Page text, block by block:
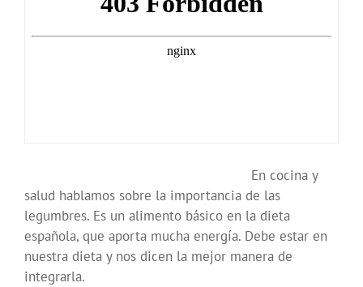
En cocina y
salud hablamos sobre la importancia de las
legumbres. Es un alimento básico en la dieta
española, que aporta mucha energía. Debe estar en
nuestra dieta y nos dicen la mejor manera de
integrarla.